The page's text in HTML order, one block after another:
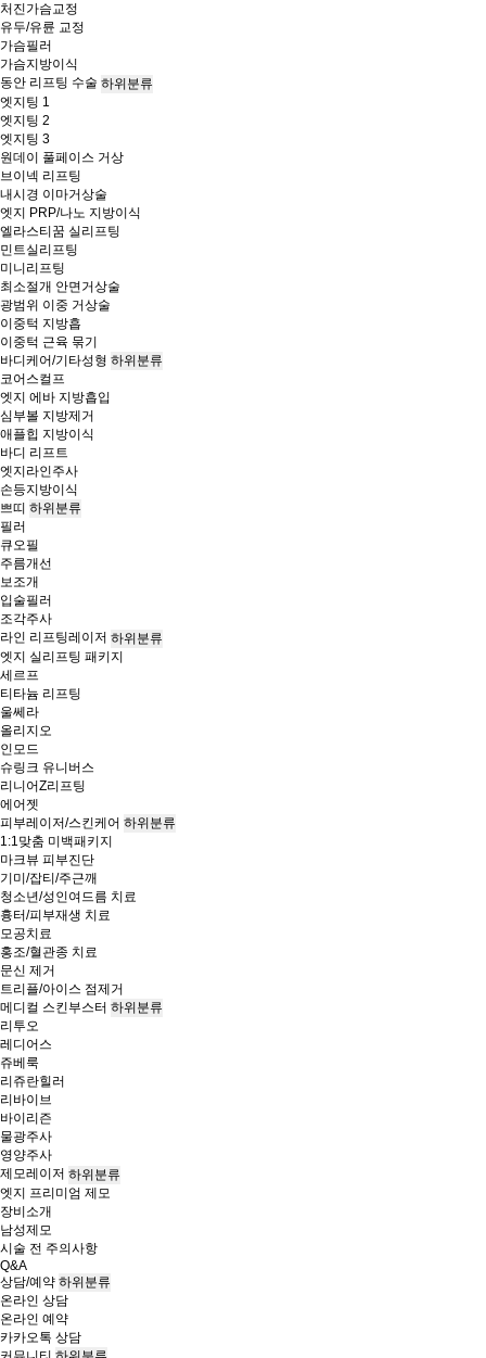
처진가슴교정
유두/유륜 교정
가슴필러
가슴지방이식
동안 리프팅 수술 하위분류
엣지팅 1
엣지팅 2
엣지팅 3
원데이 풀페이스 거상
브이넥 리프팅
내시경 이마거상술
엣지 PRP/나노 지방이식
엘라스티꿈 실리프팅
민트실리프팅
미니리프팅
최소절개 안면거상술
광범위 이중 거상술
이중턱 지방흡
이중턱 근육 묶기
바디케어/기타성형 하위분류
코어스컬프
엣지 에바 지방흡입
심부볼 지방제거
애플힙 지방이식
바디 리프트
엣지라인주사
손등지방이식
쁘띠 하위분류
필러
큐오필
주름개선
보조개
입술필러
조각주사
라인 리프팅레이저 하위분류
엣지 실리프팅 패키지
세르프
티타늄 리프팅
울쎄라
올리지오
인모드
슈링크 유니버스
리니어Z리프팅
에어젯
피부레이저/스킨케어 하위분류
1:1맞춤 미백패키지
마크뷰 피부진단
기미/잡티/주근깨
청소년/성인여드름 치료
흉터/피부재생 치료
모공치료
홍조/혈관종 치료
문신 제거
트리플/아이스 점제거
메디컬 스킨부스터 하위분류
리투오
레디어스
쥬베룩
리쥬란힐러
리바이브
바이리즌
물광주사
영양주사
제모레이저 하위분류
엣지 프리미엄 제모
장비소개
남성제모
시술 전 주의사항
Q&A
상담/예약 하위분류
온라인 상담
온라인 예약
카카오톡 상담